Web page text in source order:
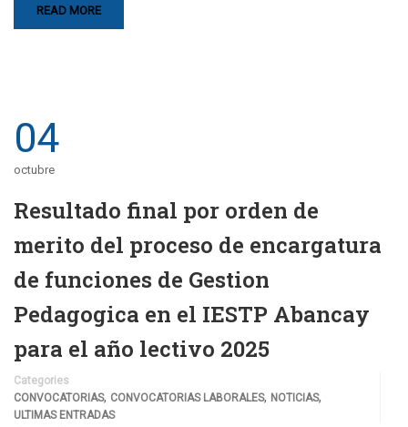
READ MORE
04
octubre
Resultado final por orden de
merito del proceso de encargatura
de funciones de Gestion
Pedagogica en el IESTP Abancay
para el año lectivo 2025
Categories
CONVOCATORIAS, CONVOCATORIAS LABORALES, NOTICIAS,
ULTIMAS ENTRADAS